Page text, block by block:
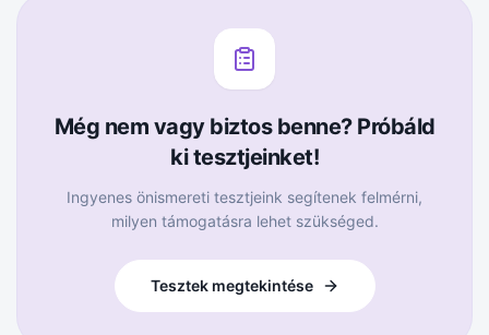
Még nem vagy biztos benne? Próbáld
ki tesztjeinket!
Ingyenes önismereti tesztjeink segítenek felmérni,
milyen támogatásra lehet szükséged.
Tesztek megtekintése